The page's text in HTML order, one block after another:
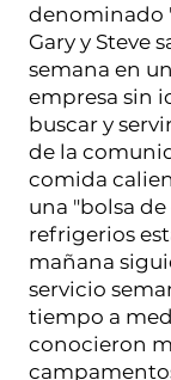
denominado
Gary y Steve
semana en
empresa sin
buscar y
de la
comida
una "bolsa
refrigerios
mañana
servicio
tiempo a
conocieron